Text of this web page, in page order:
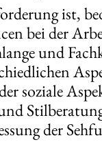
ist,
bei der
und
soziale
der